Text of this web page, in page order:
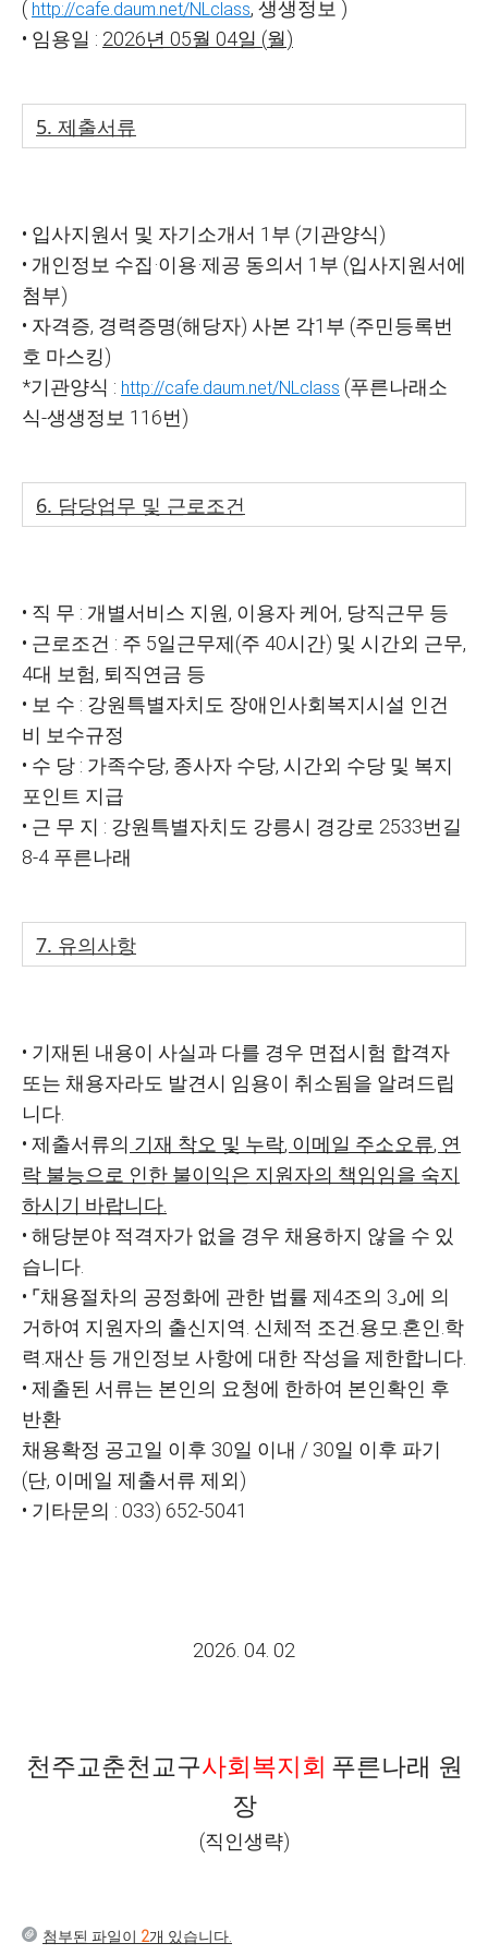
( http://cafe.daum.net/NLclass, 생생정보 )
• 임용일 : 2026년 05월 04일 (월)
5. 제출서류
• 입사지원서 및 자기소개서 1 부 (기관양식)
• 개인정보 수집 ·이용·제공 동의서 1 부 (입사지원서에
첨부)
• 자격증, 경력증명(해당자) 사본 각1 부 (주민등록번
호 마스킹)
*기관양식 : http://cafe.daum.net/NLclass (푸른나래소
식-생생정보 116번)
6. 담당업무 및 근로조건
• 직 무 : 개별서비스 지원, 이용자 케어, 당직근무 등
• 근로조건 : 주 5일근무제(주 40시간) 및 시간외 근무,
4대 보험, 퇴직연금 등
• 보 수 : 강원특별자치도 장애인사회복지시설 인건
비 보수규정
• 수 당 : 가족수당, 종사자 수당, 시간외 수당 및 복지
포인트 지급
• 근 무 지 : 강원특별자치도 강릉시 경강로 2533번길
8-4 푸른나래
7. 유의사항
• 기재된 내용이 사실과 다를 경우 면접시험 합격자
또는 채용자라도 발견시 임용이 취소됨을 알려드립
니다
• 제출서류의 기재 착오 및 누락, 이메일 주소오류, 연
락 불능으로 인한 불이익은 지원자의 책임임을 숙지
하시기 바랍니다
• 해당분야 적격자가 없을 경우 채용하지 않을 수 있
습니다
• ⌜채용절차의 공정화에 관한 법률 제4조의 3 ⌟에 의
거하여 지원자의 출신지역 신체적 조건 용모 혼인 학
력 재산 등 개인정보 사항에 대한 작성을 제한합니다
• 제출된 서류는 본인의 요청에 한하여 본인확인 후
반환
채용확정 공고일 이후 30일 이내 / 30일 이후 파기
(단, 이메일 제출서류 제외)
• 기타문의 : 033) 652-5041
2026. 04. 02
천주교춘천교구사회복지회 푸른나래 원
장
(직인생략)
첨부된 파일이 2개 있습니다.